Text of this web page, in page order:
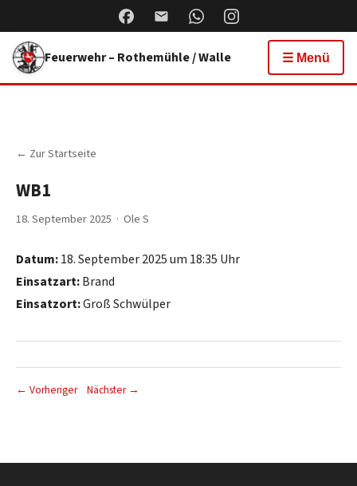
Feuerwehr – Rothemühle / Walle ☰ Menü
← Zur Startseite
WB1
18. September 2025 · Ole S
Datum:18. September 2025 um 18:35 Uhr
Einsatzart:Brand
Einsatzort:Groß Schwülper
← Vorheriger Nächster →